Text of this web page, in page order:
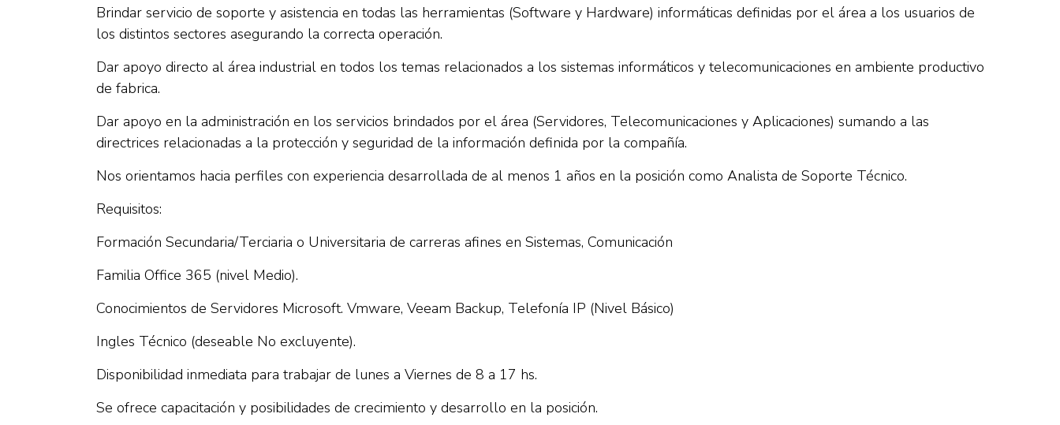
Brindar servicio de soporte y asistencia en todas las herramientas (Software y Hardware) informáticas definidas por el área a los usuarios de
los distintos sectores asegurando la correcta operación.
Dar apoyo directo al área industrial en todos los temas relacionados a los sistemas informáticos y telecomunicaciones en ambiente productivo
de fabrica.
Dar apoyo en la administración en los servicios brindados por el área (Servidores, Telecomunicaciones y Aplicaciones) sumando a las
directrices relacionadas a la protección y seguridad de la información definida por la compañía.
Nos orientamos hacia perfiles con experiencia desarrollada de al menos 1 años en la posición como Analista de Soporte Técnico.
Requisitos:
Formación Secundaria/Terciaria o Universitaria de carreras afines en Sistemas, Comunicación
Familia Office 365 (nivel Medio).
Conocimientos de Servidores Microsoft. Vmware, Veeam Backup, Telefonía IP (Nivel Básico)
Ingles Técnico (deseable No excluyente).
Disponibilidad inmediata para trabajar de lunes a Viernes de 8 a 17 hs.
Se ofrece capacitación y posibilidades de crecimiento y desarrollo en la posición.